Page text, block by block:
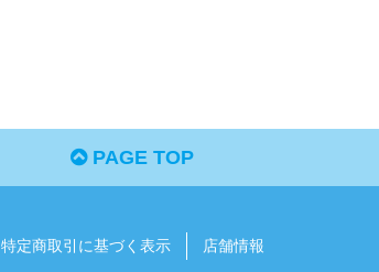
PAGE TOP
特定商取引に基づく表示 店舗情報